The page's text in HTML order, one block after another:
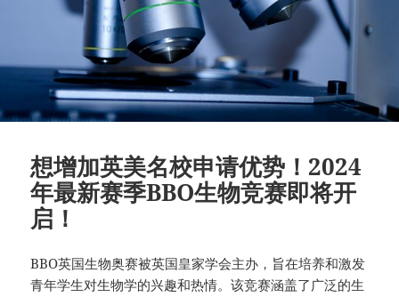
想增加英美名校申请优势！2024
年最新赛季BBO生物竞赛即将开
启！
BBO英国生物奥赛被英国皇家学会主办，旨在培养和激发
青年学生对生物学的兴趣和热情。该竞赛涵盖了广泛的生